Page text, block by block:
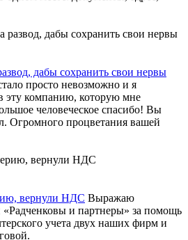
дабы сохранить свои нервы
просто невозможно и я
эту компанию, которую мне
человеческое спасибо! Вы
Огромного процветания вашей
вернули НДС Выражаю
«Радченковы и партнеры» за помощь
учета двух наших фирм и